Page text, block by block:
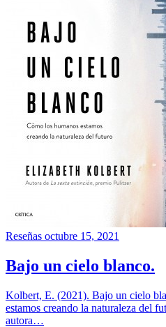
Reseñas octubre 15, 2021
Bajo un cielo blanco.
Kolbert, E. (2021). Bajo un cielo
estamos creando la naturaleza del
autora…